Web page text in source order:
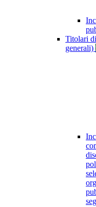
Titolari
generali)